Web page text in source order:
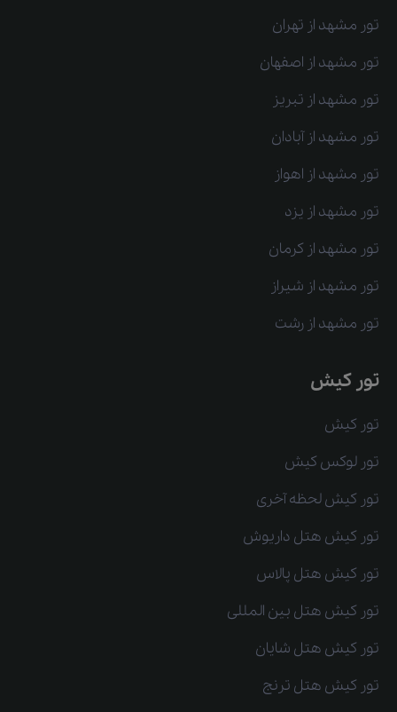
تور مشهد از تهران
تور مشهد از اصفهان
تور مشهد از تبریز
تور مشهد از آبادان
تور مشهد از اهواز
تور مشهد از یزد
تور مشهد از کرمان
تور مشهد از شیراز
تور مشهد از رشت
تور کیش
تور کیش
تور لوکس کیش
تور کیش لحظه آخری
تور کیش هتل داریوش
تور کیش هتل پالاس
تور کیش هتل بین المللی
تور کیش هتل شایان
تور کیش هتل ترنج